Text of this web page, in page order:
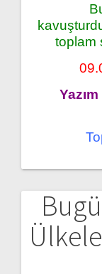
toplam